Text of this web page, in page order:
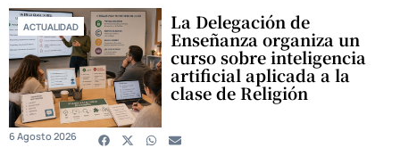
ACTUALIDAD La Delegación de
Enseñanza organiza un
curso sobre inteligencia
artificial aplicada a la
clase de Religión
6 Agosto 2026